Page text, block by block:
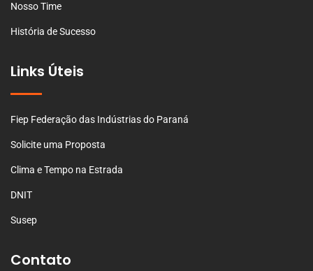
Nosso Time
História de Sucesso
Links Úteis
Fiep Federação das Indústrias do Paraná
Solicite uma Proposta
Clima e Tempo na Estrada
DNIT
Susep
Contato